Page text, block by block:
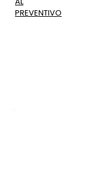
PREVENTIVO